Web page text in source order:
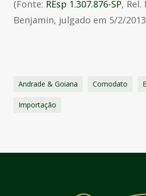
(Fonte: REsp 1.307.876-SP, Rel.
Benjamin, julgado em 5/2/
Andrade & Goiana Comodato
Importação